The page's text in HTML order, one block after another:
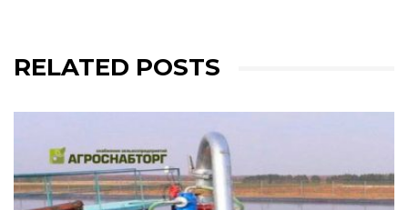
RELATED POSTS